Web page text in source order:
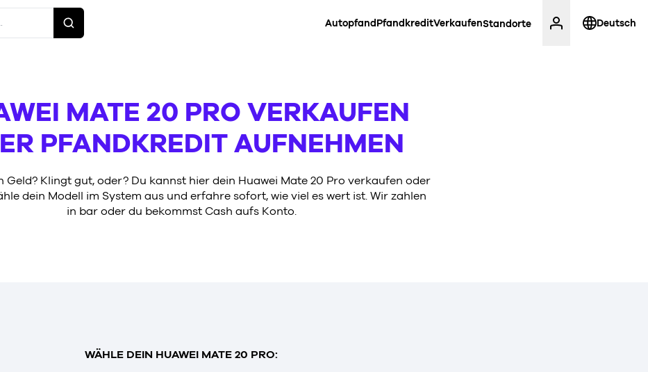
AutopfandPfandkreditVerkaufenStandorte Deutsch
MATE 20 PRO VERKAUFEN
PFANDKREDIT AUFNEHMEN
Geld? Klingt gut, oder? Du kannst hier dein Huawei Mate 20 Pro verkaufen oder
dein Modell im System aus und erfahre sofort, wie viel es wert ist. Wir zahlen
in bar oder du bekommst Cash aufs Konto.
WÄHLE DEIN HUAWEI MATE 20 PRO: